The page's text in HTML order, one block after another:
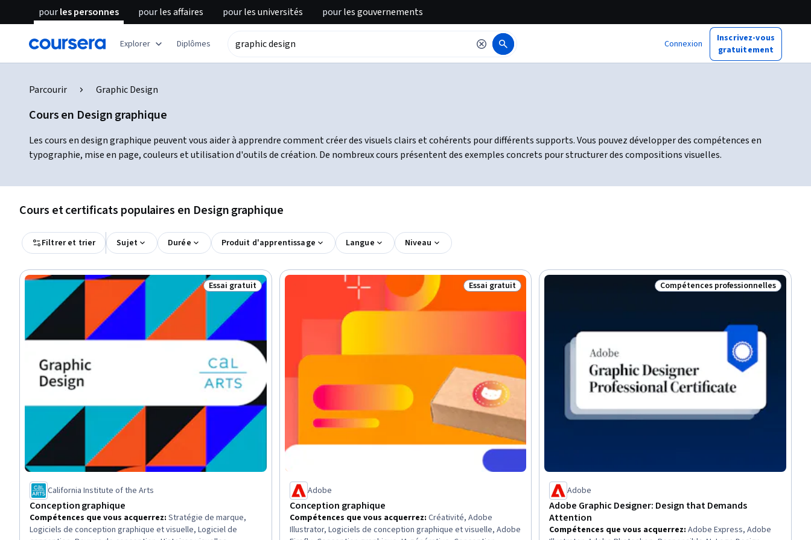
pourles personnes pourles affaires pourles universités pourles gouvernements
Explorer Diplômes Connexion
Inscrivez-vous
gratuitement
Parcourir Graphic Design
Cours en Design graphique
Les cours en design graphique peuvent vous aider à apprendre comment créer des visuels clairs et cohérents pour différents supports. Vous pouvez développer des compétences en
typographie, mise en page, couleurs et utilisation d'outils de création. De nombreux cours présentent des exemples concrets pour structurer des compositions visuelles.
Cours et certificats populaires en Design graphique
Filtrer et trier Sujet Durée Produit d'apprentissage Langue Niveau
Statut : Essai gratuit
Essai gratuit
California Institute of the Arts
Conception graphique
Compétences que vous acquerrez: Stratégie de marque,
Logiciels de conception graphique et visuelle, Logiciel de
Statut : Essai gratuit
Essai gratuit
Adobe
Conception graphique
Compétences que vous acquerrez: Créativité, Adobe
Illustrator, Logiciels de conception graphique et visuelle, Adobe
Statut : Compétences
Compétences professionnelles
Adobe
Adobe Graphic Designer: Design that Demands
Attention
Compétences que vous acquerrez:Adobe Express, Adobe